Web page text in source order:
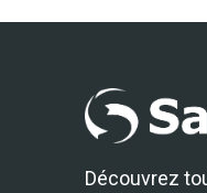
Découvrez